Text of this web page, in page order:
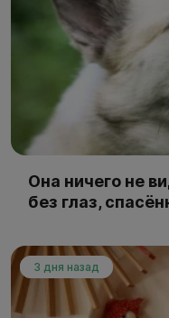
Она ничего не
без глаз,
3 дня назад